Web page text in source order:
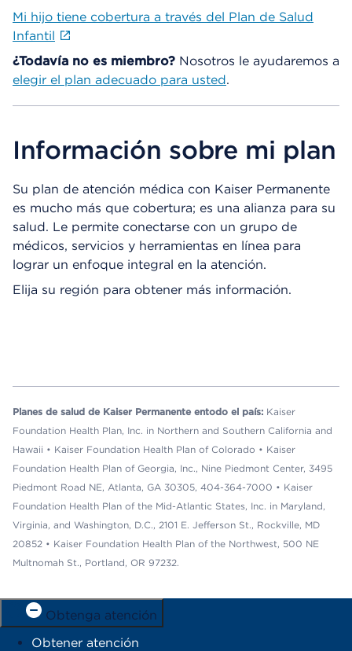
Mi hijo tiene cobertura a través del Plan de Salud
Infantil
¿Todavía no es miembro? Nosotros le ayudaremos a
elegir el plan adecuado para usted.
Información sobre mi plan
Su plan de atención médica con Kaiser Permanente
es mucho más que cobertura; es una alianza para su
salud. Le permite conectarse con un grupo de
médicos, servicios y herramientas en línea para
lograr un enfoque integral en la atención.
Elija su región para obtener más información.
Planes de salud de Kaiser Permanente entodo el país: Kaiser
Foundation Health Plan, Inc. in Northern and Southern California and
Hawaii • Kaiser Foundation Health Plan of Colorado • Kaiser
Foundation Health Plan of Georgia, Inc., Nine Piedmont Center, 3495
Piedmont Road NE, Atlanta, GA 30305, 404-364-7000 • Kaiser
Foundation Health Plan of the Mid-Atlantic States, Inc. in Maryland,
Virginia, and Washington, D.C., 2101 E. Jefferson St., Rockville, MD
20852 • Kaiser Foundation Health Plan of the Northwest, 500 NE
Multnomah St., Portland, OR 97232.
Obtenga atención
Obtener atención